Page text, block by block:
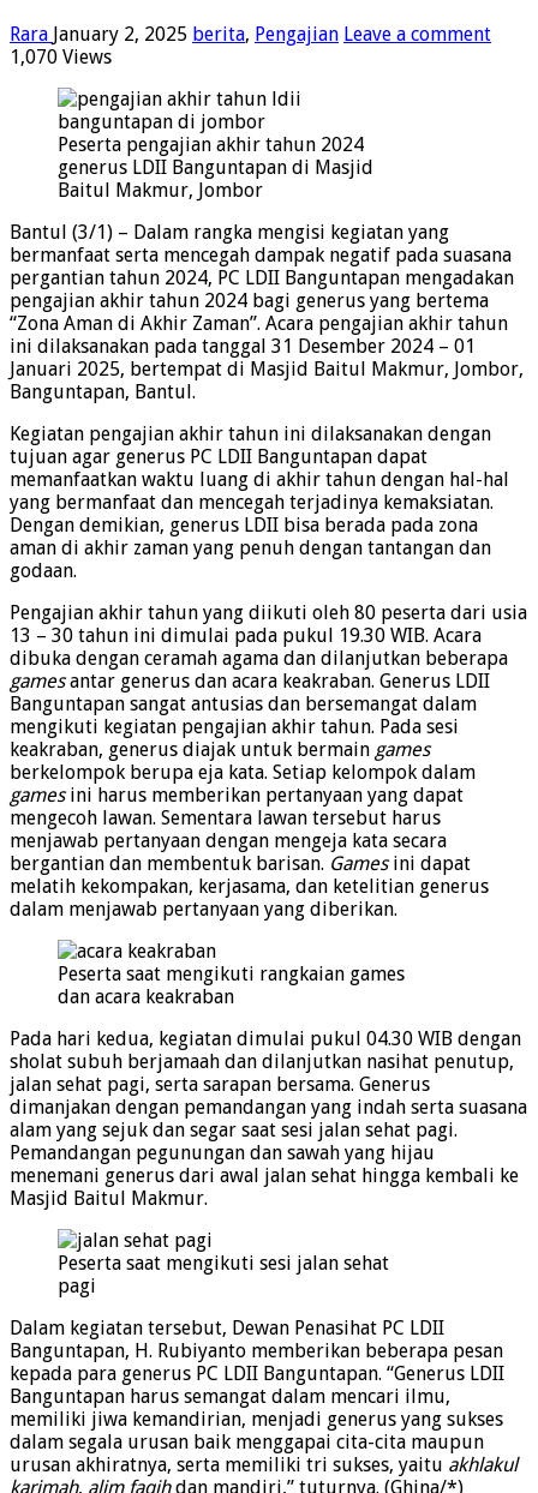
Rara January 2, 2025 berita, Pengajian Leave a comment
1,070 Views
Peserta pengajian akhir tahun 2024
generus LDII Banguntapan di Masjid
Baitul Makmur, Jombor
Bantul (3/1) – Dalam rangka mengisi kegiatan yang
bermanfaat serta mencegah dampak negatif pada suasana
pergantian tahun 2024, PC LDII Banguntapan mengadakan
pengajian akhir tahun 2024 bagi generus yang bertema
“Zona Aman di Akhir Zaman”. Acara pengajian akhir tahun
ini dilaksanakan pada tanggal 31 Desember 2024 – 01
Januari 2025, bertempat di Masjid Baitul Makmur, Jombor,
Banguntapan, Bantul.
Kegiatan pengajian akhir tahun ini dilaksanakan dengan
tujuan agar generus PC LDII Banguntapan dapat
memanfaatkan waktu luang di akhir tahun dengan hal-hal
yang bermanfaat dan mencegah terjadinya kemaksiatan.
Dengan demikian, generus LDII bisa berada pada zona
aman di akhir zaman yang penuh dengan tantangan dan
godaan.
Pengajian akhir tahun yang diikuti oleh 80 peserta dari usia
13 – 30 tahun ini dimulai pada pukul 19.30 WIB. Acara
dibuka dengan ceramah agama dan dilanjutkan beberapa
gamesantar generus dan acara keakraban. Generus LDII
Banguntapan sangat antusias dan bersemangat dalam
mengikuti kegiatan pengajian akhir tahun. Pada sesi
keakraban, generus diajak untuk bermain games
berkelompok berupa eja kata. Setiap kelompok dalam
gamesini harus memberikan pertanyaan yang dapat
mengecoh lawan. Sementara lawan tersebut harus
menjawab pertanyaan dengan mengeja kata secara
bergantian dan membentuk barisan. Gamesini dapat
melatih kekompakan, kerjasama, dan ketelitian generus
dalam menjawab pertanyaan yang diberikan.
Peserta saat mengikuti rangkaian games
dan acara keakraban
Pada hari kedua, kegiatan dimulai pukul 04.30 WIB dengan
sholat subuh berjamaah dan dilanjutkan nasihat penutup,
jalan sehat pagi, serta sarapan bersama. Generus
dimanjakan dengan pemandangan yang indah serta suasana
alam yang sejuk dan segar saat sesi jalan sehat pagi.
Pemandangan pegunungan dan sawah yang hijau
menemani generus dari awal jalan sehat hingga kembali ke
Masjid Baitul Makmur.
Peserta saat mengikuti sesi jalan sehat
pagi
Dalam kegiatan tersebut, Dewan Penasihat PC LDII
Banguntapan, H. Rubiyanto memberikan beberapa pesan
kepada para generus PC LDII Banguntapan. “Generus LDII
Banguntapan harus semangat dalam mencari ilmu,
memiliki jiwa kemandirian, menjadi generus yang sukses
dalam segala urusan baik menggapai cita-cita maupun
urusan akhiratnya, serta memiliki tri sukses, yaitu akhlakul
karimah, alim faqihdan mandiri,” tuturnya. (Ghina/*)